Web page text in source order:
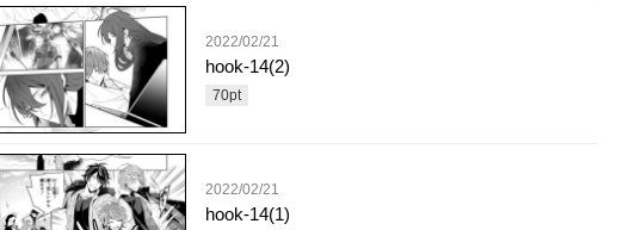
2022/02/21
hook-14(2)
70pt
2022/02/21
hook-14(1)